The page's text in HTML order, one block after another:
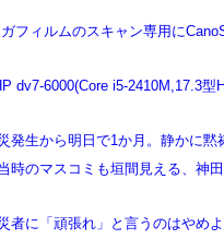
フィルムのスキャン専用に
dv7-6000(Core i5-2410M,17.3型
発生から明日で1か月。静かに黙
時のマスコミも垣間見える、神
者に「頑張れ」と言うのはやめよ